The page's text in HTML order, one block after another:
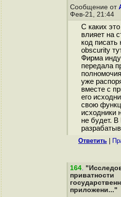
Сообщение от
Фев-21, 21:44
С каких
влияет на
код писать
obscurity
Фирма
передала
уже
вместе с
его
свою
исходники
не будет. В
Ответить
164.
приватности
приложени..."